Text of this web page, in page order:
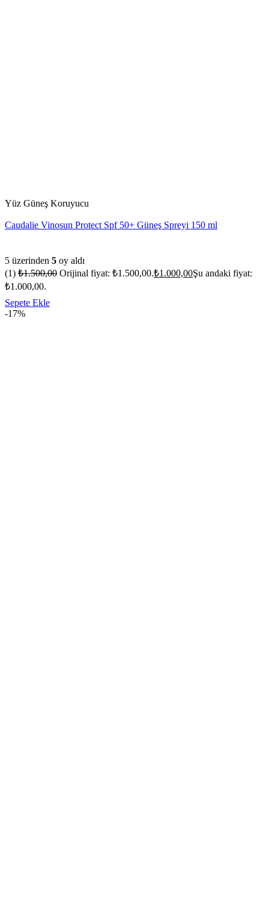
Yüz Güneş Koruyucu
Caudalie Vinosun Protect Spf 50+ Güneş Spreyi 150 ml
5 üzerinden 5 oy aldı
(1) ₺1.500,00 Orijinal fiyat: ₺1.500,00.₺1.000,00Şu andaki fiyat:
₺1.000,00.
Sepete Ekle
-17%